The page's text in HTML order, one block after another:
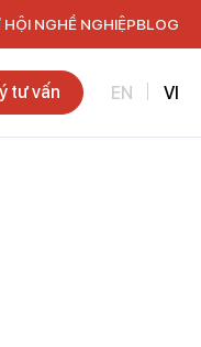
HỘI NGHỀ NGHIỆPBLOG
tư vấn EN VI